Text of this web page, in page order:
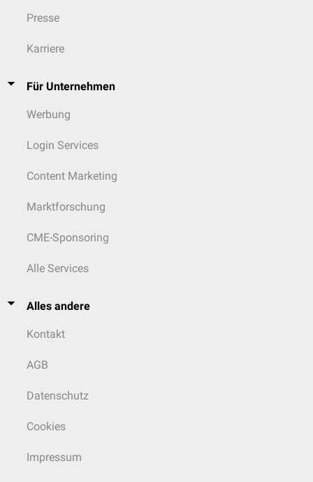
Presse
Karriere
Für Unternehmen
Werbung
Login Services
Content Marketing
Marktforschung
CME-Sponsoring
Alle Services
Alles andere
Kontakt
AGB
Datenschutz
Cookies
Impressum